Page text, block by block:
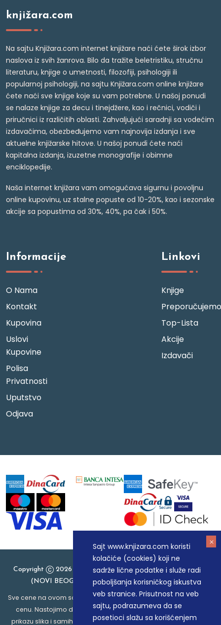
Sajt www.knjizara.com koristi
kolačiće (cookies) koji ne
sadrže lične podatke i služe radi
poboljšanja korisničkog iskustva
veb stranice. Prisutnost na veb
sajtu, podrazumeva da se
posetioci slažu sa korišćenjem
knjižara.com
Na sajtu Knjižara.com internet knjižare naći ćete širok izbor
naslova iz svih žanrova. Bilo da tražite beletristiku, stručnu
literaturu, knjige o umetnosti, filozofiji, psihologiji ili
popularnoj psihologiji, na sajtu Knjižara.com online knjižare
ćete naći sve knjige koje su vam potrebne. U našoj ponudi
se nalaze knjige za decu i tinejdžere, kao i rečnici, vodiči i
priručnici iz različitih oblasti. Zahvaljujući saradnji sa vodećim
izdavačima, obezbeđujemo vam najnovija izdanja i sve
aktuelne knjižarske hitove. U našoj ponudi ćete naći
kapitalna izdanja, izuzetne monografije i obimne
enciklopedije.
Naša internet knjižara vam omogućava sigurnu i povoljnu
online kupovinu, uz stalne popuste od 10-20%, kao i sezonske
akcije sa popustima od 30%, 40%, pa čak i 50%.
Informacije
O Nama
Kontakt
Kupovina
Uslovi
Kupovine
Polisa
Privatnosti
Uputstvo
Odjava
Linkovi
Knjige
Preporučujemo
Top-Lista
Akcije
Izdavači
Copyright
2026 Knjizara.com - MAKART DOO BEOGRAD
(NOVI BEOGRAD), PIB: 105184104, MB: 20337524
Sve cene na ovom sajtu iskazane su u dinarima. PDV je uračunat u
cenu. Nastojimo da budemo što precizniji u opisu proizvoda,
prikazu slika i samih cena, ali ne možemo garantovati da su sve